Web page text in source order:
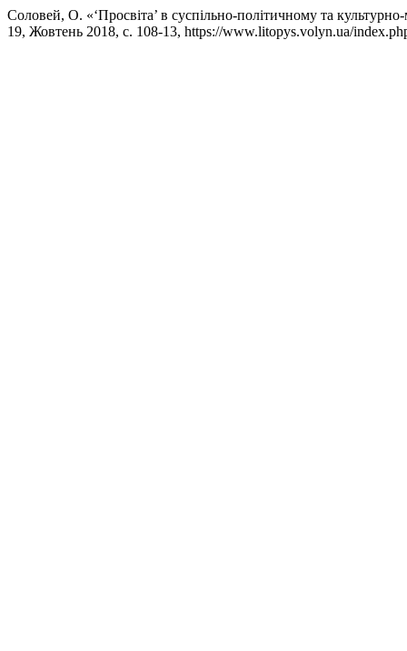
Соловей, О. «‘Просвіта’ в суспільно-політичному та
19, Жовтень 2018, с. 108-13, https://www.litopys.volyn.ua/